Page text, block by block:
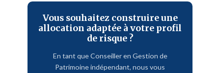
Vous souhaitez construire une
allocation adaptée à votre profil
de risque ?
En tant que Conseiller en Gestion de
Patrimoine indépendant, nous vous